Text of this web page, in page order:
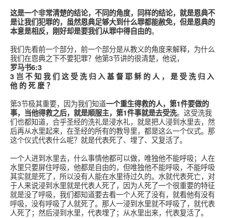
这是一个非常清楚的结论，不同的角度，同样的结论，就是恩典不
是让我们犯罪的，虽然恩典足够大到什么罪都能赦免，但是恩典的
本意是相反，刚好却是要我们从罪中得自由的。
我们先看前一个部分，前一个部分是从教义的角度来解释，为什么
我们在恩典之下不要犯罪？他第3节讲的很清楚，他说，
罗马书6:3
3 岂 不 知 我 们 这 受 洗 归 入 基 督 耶 稣 的 人 ， 是 受 洗 归 入
他 的 死 麽 ？
第3节极其重要，因为我们知道一个重生得救的人，第1件要做的
事，当他得救之后，就是顺服主，第1件事就是去受洗。这受洗我
们也都知道，合乎圣经的洗礼是浸水礼，就是把人浸到水里去，然
后再从水里起来，在圣经的所有的教导里，都是这么一个仪式。那
这个仪式代表什么呢？就是代表死了、埋了、又复活了。
一个人进到水里去，什么事情他都可以做，唯独他不能呼吸；人在
水里只要屏住呼吸，他都是自由的，但唯独他不能呼吸，不能呼吸
其实就是死了，所以没有人能在水里待过久的。水就代表死亡，对
于人来说浸到水里就是代表人死了，因为人死了一个很重要的特征
就是没了呼吸，我们都知道要去看一个人死了没有，就看他有没有
呼吸，没有呼吸了人就死了。那人一浸到水里就不呼吸了，就代表
人死了；然后浸到水里，代表埋了；从水里出来，代表复活了。